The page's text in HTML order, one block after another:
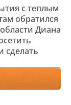
с теплым
обратился
Диана
сделать